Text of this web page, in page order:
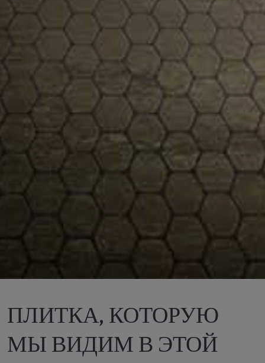
ПЛИТКА, КОТОРУЮ
МЫ ВИДИМ В ЭТОЙ